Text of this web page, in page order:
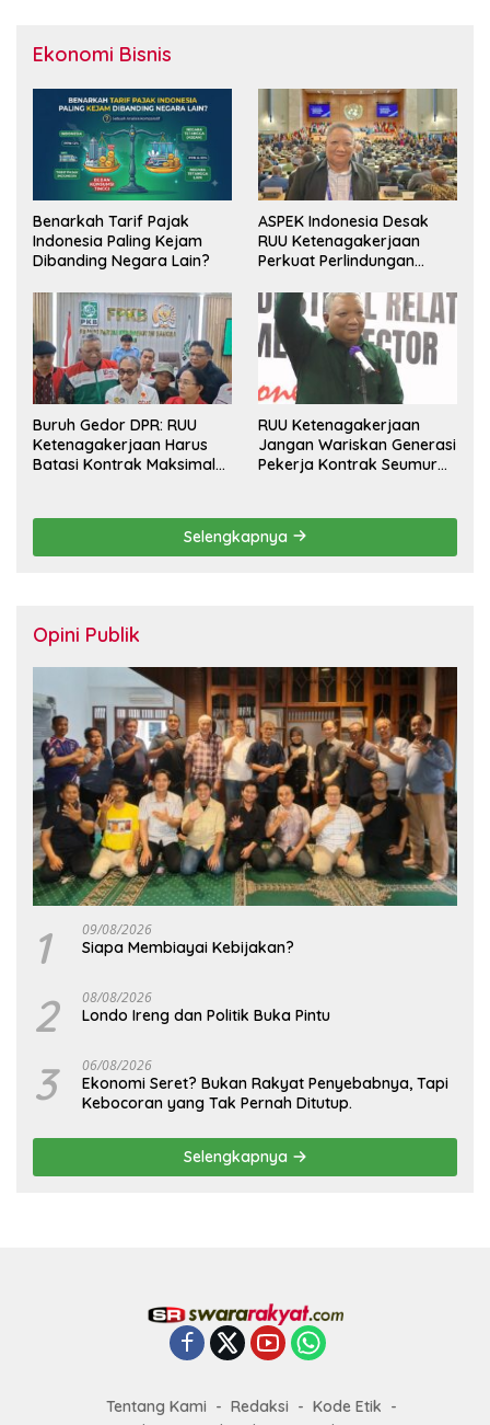
Ekonomi Bisnis
Benarkah Tarif Pajak
Indonesia Paling Kejam
Dibanding Negara Lain?
ASPEK Indonesia Desak
RUU Ketenagakerjaan
Perkuat Perlindungan
Pesangon
Buruh Gedor DPR: RUU
Ketenagakerjaan Harus
Batasi Kontrak Maksimal
RUU Ketenagakerjaan
Jangan Wariskan Generasi
Pekerja Kontrak Seumur
Selengkapnya
Opini Publik
1 09/08/2026
Siapa Membiayai Kebijakan?
2 08/08/2026
Londo Ireng dan Politik Buka Pintu
3 06/08/2026
Ekonomi Seret? Bukan Rakyat Penyebabnya, Tapi
Kebocoran yang Tak Pernah Ditutup.
Selengkapnya
Tentang Kami Redaksi
Kode Etik